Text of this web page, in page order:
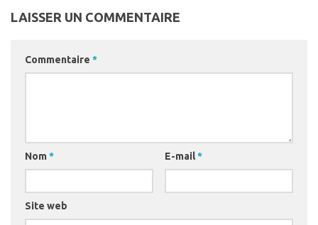
LAISSER UN COMMENTAIRE
Commentaire *
Nom * E-mail*
Site web